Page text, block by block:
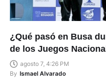
¿Qué pasó en Busa
de los Juegos
agosto 7, 4:26 PM
By Ismael Alvarado